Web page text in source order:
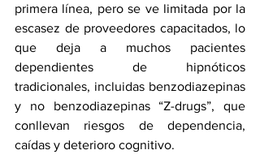
primera línea, pero se ve limitada por la
escasez de proveedores capacitados, lo
que deja a muchos pacientes
dependientes de hipnóticos
tradicionales, incluidas benzodiazepinas
y no benzodiazepinas “Z-drugs”, que
conllevan riesgos de dependencia,
caídas y deterioro cognitivo.